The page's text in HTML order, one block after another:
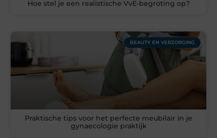
Hoe stel je een realistische VvE-begroting op?
BEAUTY EN VERZORGING
Praktische tips voor het perfecte meubilair in je
gynaecologie praktijk